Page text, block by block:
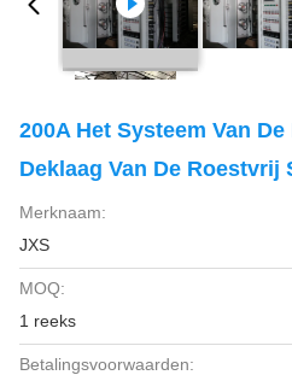
200A Het Systeem Van
Deklaag Van De Roestvrij
Merknaam:
JXS
MOQ:
1 reeks
Betalingsvoorwaarden: